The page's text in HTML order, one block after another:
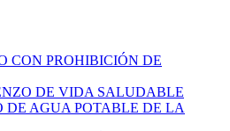
CON PROHIBICIÓN DE
DE VIDA SALUDABLE
DE AGUA POTABLE DE LA